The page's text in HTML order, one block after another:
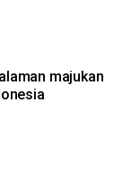
majukan